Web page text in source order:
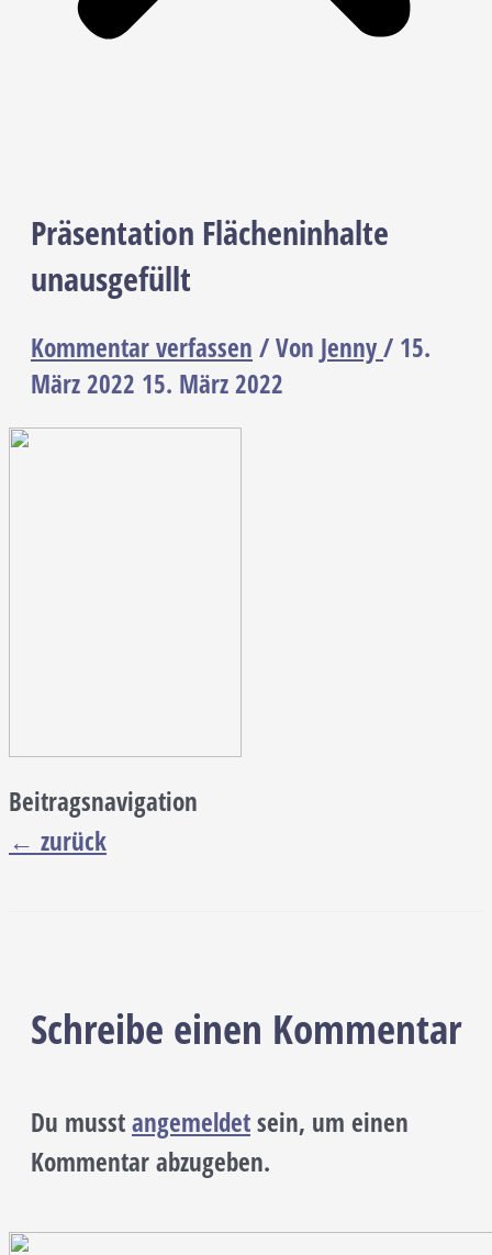
Präsentation Flächeninhalte
unausgefüllt
Kommentar verfassen / Von Jenny/ 15.
März 2022 15. März 2022
Beitragsnavigation
← zurück
Schreibe einen Kommentar
Du musstangemeldetsein, um einen
Kommentar abzugeben.